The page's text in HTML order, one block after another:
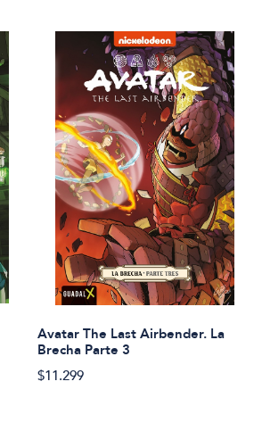
Avatar The Last Airbender. La
Brecha Parte 3
$11.299